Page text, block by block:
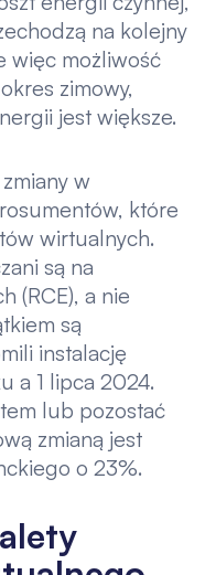
na kolejny
więc możliwość
zimowy,
jest większe.
w
które
wirtualnych.
są na
(RCE), a nie
są
instalację
a 1 lipca 2024.
lub pozostać
zmianą jest
o 23%.